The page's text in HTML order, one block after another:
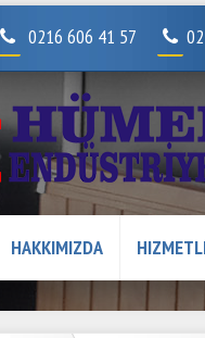
0216 606 41 57
HAKKIMIZDA